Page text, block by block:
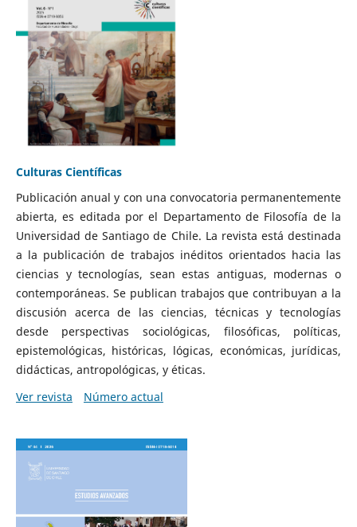
Culturas Científicas
Publicación anual y con una convocatoria permanentemente
abierta, es editada por el Departamento de Filosofía de la
Universidad de Santiago de Chile. La revista está destinada
a la publicación de trabajos inéditos orientados hacia las
ciencias y tecnologías, sean estas antiguas, modernas o
contemporáneas. Se publican trabajos que contribuyan a la
discusión acerca de las ciencias, técnicas y tecnologías
desde perspectivas sociológicas, filosóficas, políticas,
epistemológicas, históricas, lógicas, económicas, jurídicas,
didácticas, antropológicas, y éticas.
Ver revista
Número actual